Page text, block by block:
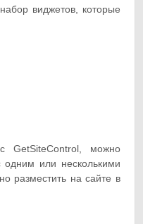
виджетов, которые
GetSiteControl, можно
одним или несколькими
разместить на сайте в